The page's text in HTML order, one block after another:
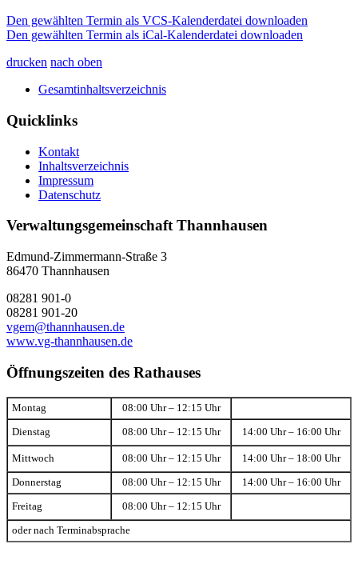
Den gewählten Termin als VCS-Kalenderdatei downloaden
Den gewählten Termin als iCal-Kalenderdatei downloaden
drucken nach oben
Gesamtinhaltsverzeichnis
Quicklinks
Kontakt
Inhaltsverzeichnis
Impressum
Datenschutz
Verwaltungsgemeinschaft Thannhausen
Edmund-Zimmermann-Straße 3
86470 Thannhausen
08281 901-0
08281 901-20
vgem@thannhausen.de
www.vg-thannhausen.de
Öffnungszeiten des Rathauses
Montag 08:00 Uhr – 12:15 Uhr
Dienstag 08:00 Uhr – 12:15 Uhr 14:00 Uhr – 16:00 Uhr
Mittwoch 08:00 Uhr – 12:15 Uhr 14:00 Uhr – 18:00 Uhr
Donnerstag 08:00 Uhr – 12:15 Uhr 14:00 Uhr – 16:00 Uhr
Freitag 08:00 Uhr – 12:15 Uhr
oder nach Terminabsprache